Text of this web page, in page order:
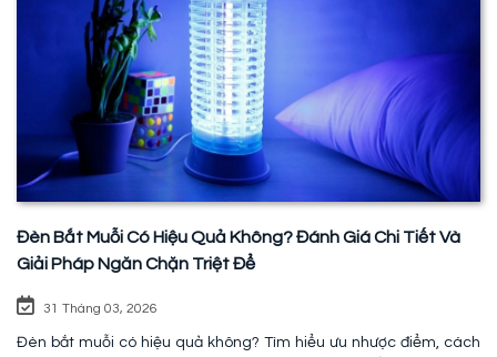
Đèn Bắt Muỗi Có Hiệu Quả Không? Đánh Giá Chi Tiết Và
Giải Pháp Ngăn Chặn Triệt Để
31 Tháng 03, 2026
Đèn bắt muỗi có hiệu quả không? Tìm hiểu ưu nhược điểm, cách